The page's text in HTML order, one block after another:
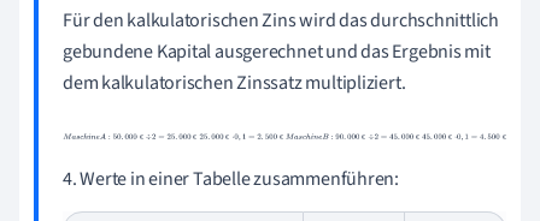
000
€
Für den kalkulatorischen Zins wird das durchschnittlich
gebundene Kapital ausgerechnet und das Ergebnis mit
dem kalkulatorischen Zinssatz multipliziert.
€ € € € € € € €
MaschineA:50.000€÷2=25.000€25.000€·0,1=2.500€Masch
n eB 90 000 € 45 .000 =4.
4. Werte in einer Tabelle zusammenführen: